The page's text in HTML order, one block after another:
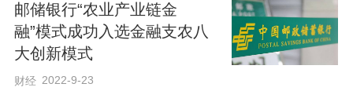
心协助长辈们完善细节。大家谈笑自若、
其乐融融，在慢悠悠的创作节奏中，放松
身心、愉悦心情，现场洋溢着温馨和谐的
邮储银行“农业产业链金
融”模式成功入选金融支农八
大创新模式
财经 2022-9-23